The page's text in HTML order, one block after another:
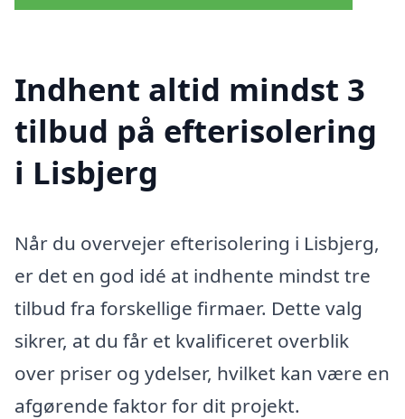
Indhent altid mindst 3
tilbud på efterisolering
i Lisbjerg
Når du overvejer efterisolering i Lisbjerg,
er det en god idé at indhente mindst tre
tilbud fra forskellige firmaer. Dette valg
sikrer, at du får et kvalificeret overblik
over priser og ydelser, hvilket kan være en
afgørende faktor for dit projekt.